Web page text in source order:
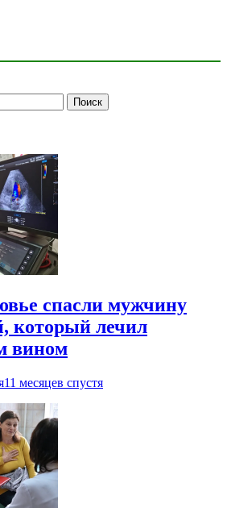
спасли мужчину
который лечил
вином
11 месяцев спустя